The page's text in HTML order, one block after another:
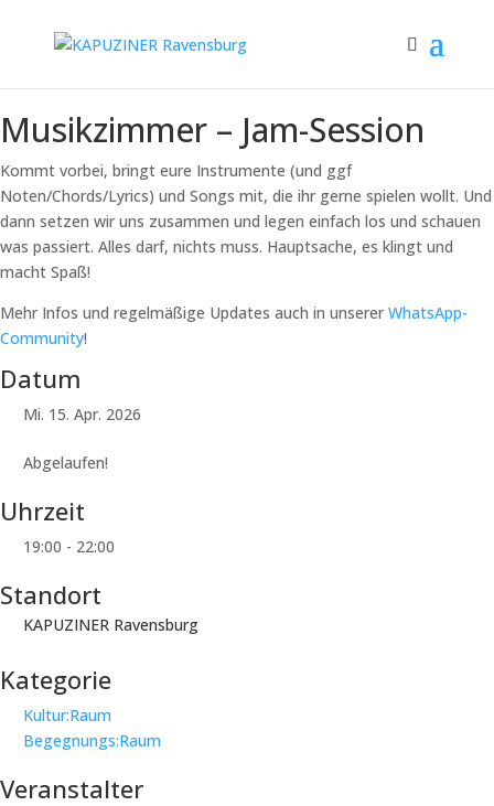
Musikzimmer – Jam-Session
Kommt vorbei, bringt eure Instrumente (und ggf
Noten/Chords/Lyrics) und Songs mit, die ihr gerne spielen wollt. Und
dann setzen wir uns zusammen und legen einfach los und schauen
was passiert. Alles darf, nichts muss. Hauptsache, es klingt und
macht Spaß!
Mehr Infos und regelmäßige Updates auch in unserer WhatsApp-
Community!
Datum
Mi. 15. Apr. 2026
Abgelaufen!
Uhrzeit
19:00 - 22:00
Standort
KAPUZINER Ravensburg
Kategorie
Kultur:Raum
Begegnungs:Raum
Veranstalter